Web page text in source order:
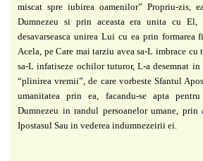
miscat spre iubirea oamenilor” Propriu-zis,
Dumnezeu si prin aceasta era unita cu
desavarseasca unirea Lui cu ea prin
Acela, pe Care mai tarziu avea sa-L imbrace
sa-L infatiseze ochilor tuturor, L-adesemnat
“plinirea vremii”, de care vorbeste Sfantul
umanitatea prin ea, facandu-se apta
Dumnezeu inrandul persoanelor umane, prin
Ipostasul Sau in vederea indumnezeirii ei.